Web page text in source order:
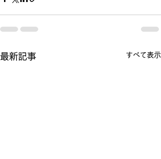
最新記事 すべて表示